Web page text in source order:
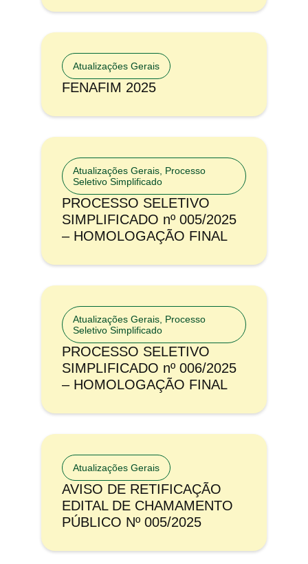
Atualizações Gerais
FENAFIM 2025
Atualizações Gerais Processo
Seletivo Simplificado
PROCESSO SELETIVO
SIMPLIFICADO nº 005/2025
– HOMOLOGAÇÃO FINAL
Atualizações Gerais Processo
Seletivo Simplificado
PROCESSO SELETIVO
SIMPLIFICADO nº 006/2025
– HOMOLOGAÇÃO FINAL
Atualizações Gerais
AVISO DE RETIFICAÇÃO
EDITAL DE CHAMAMENTO
PÚBLICO Nº 005/2025